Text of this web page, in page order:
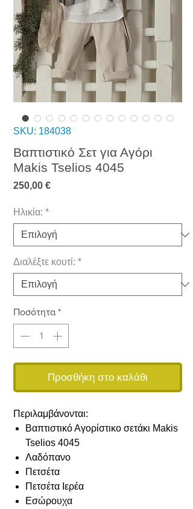
SKU: 184038
Βαπτιστικό Σετ για Αγόρι
Makis Tselios 4045
250,00 €Τιμή
Ηλικία: *
Διαλέξτε κουτί: *
Ποσότητα *
Προσθήκη στο καλάθι
Περιλαμβάνονται:
Βαπτιστικό Αγορίστικο σετάκι Makis
Tselios 4045
Λαδόπανο
Πετσέτα
Πετσέτα Ιερέα
Εσώρουχα